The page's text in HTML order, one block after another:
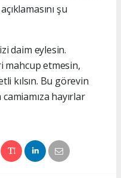
şu
daim eylesin.
mahcup etmesin,
kılsın. Bu görevin
hayırlar